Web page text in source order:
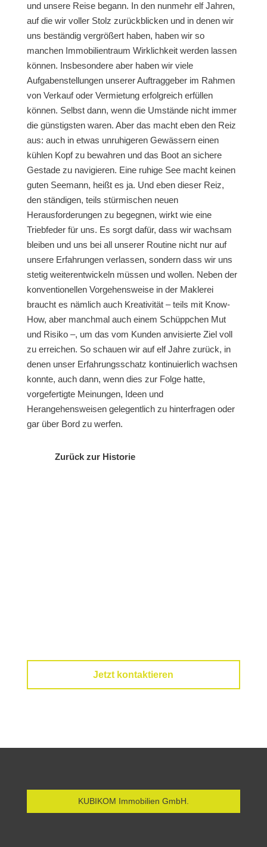
und unsere Reise begann. In den nunmehr elf Jahren,
auf die wir voller Stolz zurückblicken und in denen wir
uns beständig vergrößert haben, haben wir so
manchen Immobilientraum Wirklichkeit werden lassen
können. Insbesondere aber haben wir viele
Aufgabenstellungen unserer Auftraggeber im Rahmen
von Verkauf oder Vermietung erfolgreich erfüllen
können. Selbst dann, wenn die Umstände nicht immer
die günstigsten waren. Aber das macht eben den Reiz
aus: auch in etwas unruhigeren Gewässern einen
kühlen Kopf zu bewahren und das Boot an sichere
Gestade zu navigieren. Eine ruhige See macht keinen
guten Seemann, heißt es ja. Und eben dieser Reiz,
den ständigen, teils stürmischen neuen
Herausforderungen zu begegnen, wirkt wie eine
Triebfeder für uns. Es sorgt dafür, dass wir wachsam
bleiben und uns bei all unserer Routine nicht nur auf
unsere Erfahrungen verlassen, sondern dass wir uns
stetig weiterentwickeln müssen und wollen. Neben der
konventionellen Vorgehensweise in der Maklerei
braucht es nämlich auch Kreativität – teils mit Know-
How, aber manchmal auch einem Schüppchen Mut
und Risiko –, um das vom Kunden anvisierte Ziel voll
zu erreichen. So schauen wir auf elf Jahre zurück, in
denen unser Erfahrungsschatz kontinuierlich wachsen
konnte, auch dann, wenn dies zur Folge hatte,
vorgefertigte Meinungen, Ideen und
Herangehensweisen gelegentlich zu hinterfragen oder
gar über Bord zu werfen.
Zurück zur Historie
Jetzt kontaktieren
KUBIKOM Immobilien GmbH.